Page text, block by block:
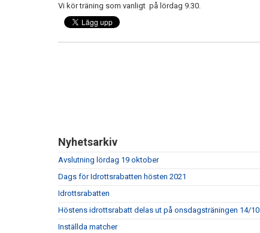
Vi kör träning som vanligt på lördag 9.30.
Nyhetsarkiv
Avslutning lördag 19 oktober
Dags för Idrottsrabatten hösten 2021
Idrottsrabatten
Höstens idrottsrabatt delas ut på onsdagsträningen 14/10
Inställda matcher